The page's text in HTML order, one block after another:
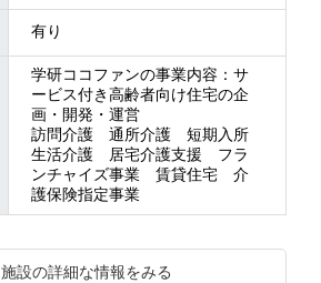
有り
学研ココファンの事業内容：サ
ービス付き高齢者向け住宅の企
画・開発・運営
訪問介護 通所介護 短期入所
生活介護 居宅介護支援 フラ
ンチャイズ事業 賃貸住宅 介
護保険指定事業
施設の詳細な情報をみる